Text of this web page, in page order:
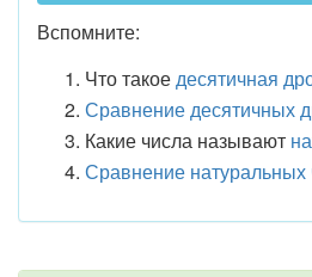
Вспомните:
Что такоедесятичная
Сравнение десятичных
Какие числа называют
Сравнение натуральных